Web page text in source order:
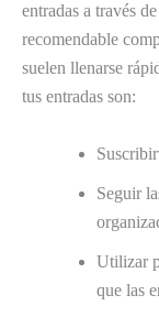
entradas a través
recomendable
suelen llenarse
tus entradas son:
Seguir
Utilizar
que las